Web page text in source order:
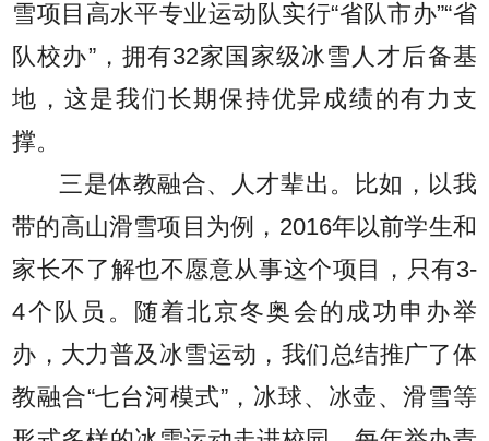
雪项目高水平专业运动队实行“省队市办”“省
队校办”，拥有32家国家级冰雪人才后备基
地，这是我们长期保持优异成绩的有力支
撑。
三是体教融合、人才辈出。比如，以我
带的高山滑雪项目为例，2016年以前学生和
家长不了解也不愿意从事这个项目，只有3-
4个队员。随着北京冬奥会的成功申办举
办，大力普及冰雪运动，我们总结推广了体
教融合“七台河模式”，冰球、冰壶、滑雪等